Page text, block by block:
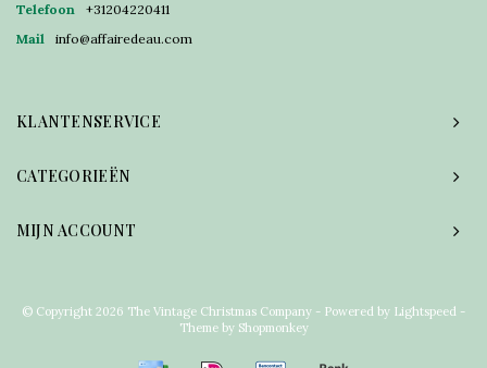
Telefoon
+31204220411
Mail
info@affairedeau.com
KLANTENSERVICE
CATEGORIEËN
MIJN ACCOUNT
© Copyright 2026 The Vintage Christmas Company - Powered by Lightspeed -
Theme by Shopmonkey